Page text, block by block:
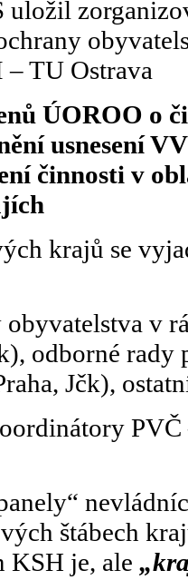
uložil
– TU Ostrava
ÚOROO o
usnesení
činnosti v
krajů se
v
odborné rady
Jčk),
PVČ
štábech
KSH je, ale